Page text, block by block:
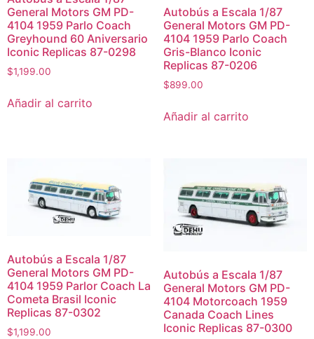
General Motors GM PD-
4104 1959 Parlo Coach
Greyhound 60 Aniversario
Iconic Replicas 87-0298
$1,199.00
Añadir al carrito
Autobús a Escala 1/87
General Motors GM PD-
4104 1959 Parlo Coach
Gris-Blanco Iconic
Replicas 87-0206
$899.00
Añadir al carrito
Autobús a Escala 1/87
General Motors GM PD-
4104 1959 Parlor Coach La
Cometa Brasil Iconic
Replicas 87-0302
$1,199.00
Autobús a Escala 1/87
General Motors GM PD-
4104 Motorcoach 1959
Canada Coach Lines
Iconic Replicas 87-0300